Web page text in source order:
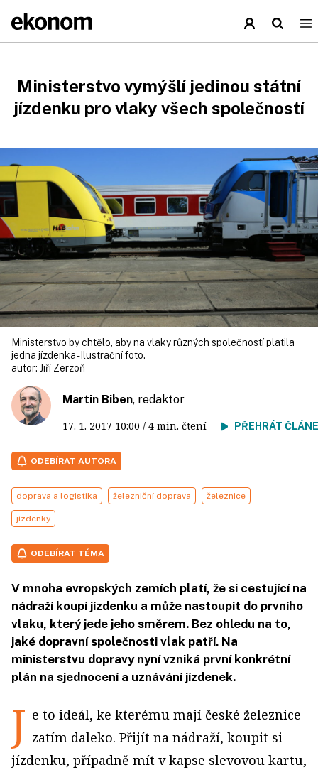
Ministerstvo vymýšlí jedinou státní
jízdenku pro vlaky všech společností
Ministerstvo by chtělo, aby na vlaky různých společností platila
jedna jízdenka - Ilustrační foto.
autor: Jiří Zerzoň
Martin Biben, redaktor
17. 1. 2017 10:00 / 4 min. čtení PŘEHRÁT
ODEBÍRAT AUTORA
doprava a logistika železniční doprava železnice
jízdenky
ODEBÍRAT TÉMA
V mnoha evropských zemích platí, že si cestující na
nádraží koupí jízdenku a může nastoupit do prvního
vlaku, který jede jeho směrem. Bez ohledu na to,
jaké dopravní společnosti vlak patří. Na
ministerstvu dopravy nyní vzniká první konkrétní
plán na sjednocení a uznávání jízdenek.
J e to ideál, ke kterému mají české železnice
zatím daleko. Přijít na nádraží, koupit si
jízdenku, případně mít v kapse slevovou kartu,